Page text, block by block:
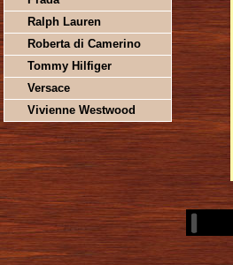
Ralph Lauren
Roberta di Camerino
Tommy Hilfiger
Versace
Vivienne Westwood